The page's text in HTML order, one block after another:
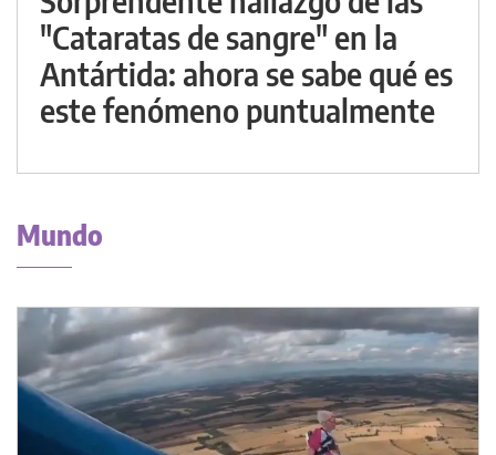
"Cataratas de sangre" en la
Antártida: ahora se sabe qué es
este fenómeno puntualmente
Mundo